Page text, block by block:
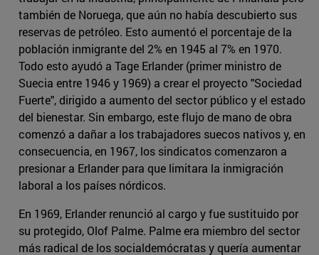
también de Noruega, que aún no había descubierto sus
reservas de petróleo. Esto aumentó el porcentaje de la
población inmigrante del 2% en 1945 al 7% en 1970.
Todo esto ayudó a Tage Erlander (primer ministro de
Suecia entre 1946 y 1969) a crear el proyecto "Sociedad
Fuerte", dirigido a aumento del sector público y el estado
del bienestar. Sin embargo, este flujo de mano de obra
comenzó a dañar a los trabajadores suecos nativos y, en
consecuencia, en 1967, los sindicatos comenzaron a
presionar a Erlander para que limitara la inmigración
laboral a los países nórdicos.
En 1969, Erlander renunció al cargo y fue sustituido por
su protegido, Olof Palme. Palme era miembro del sector
más radical de los socialdemócratas y quería aumentar